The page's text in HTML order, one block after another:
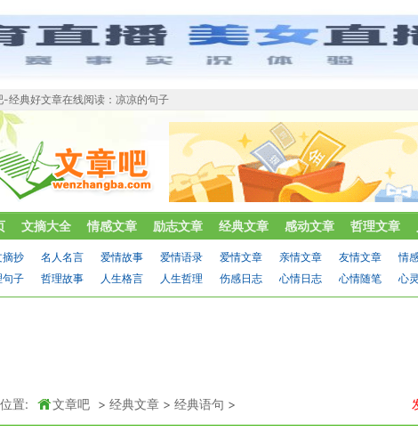
-经典好文章在线阅读：凉凉的句子
文摘大全 情感文章 励志文章 经典文章 感动文章 哲理文章
摘抄 名人名言 爱情故事 爱情语录 爱情文章 亲情文章 友情文章 情
句子
哲理故事 人生格言 人生哲理 伤感日志 心情日志 心情随笔 心
置: 文章吧 > 经典文章 > 经典语句 >